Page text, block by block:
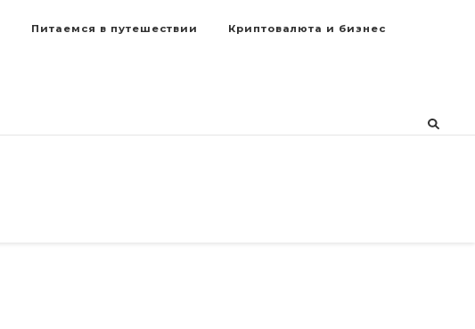
Питаемся в путешествии Криптовалюта и бизнес